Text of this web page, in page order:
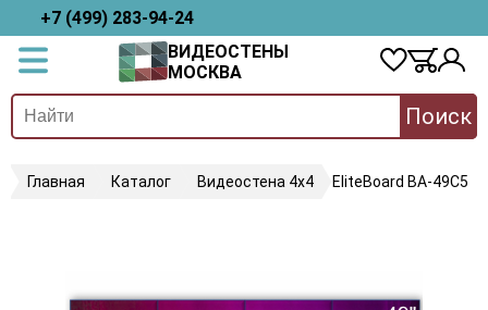
+7 (499) 283-94-24
ВИДЕОСТЕНЫ
МОСКВА
Поиск
Главная Каталог Видеостена 4х4 EliteBoard BA-49C5